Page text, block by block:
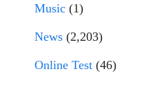
Music (1)
News (2,203)
Online Test (46)